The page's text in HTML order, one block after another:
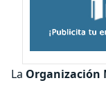
La Organización